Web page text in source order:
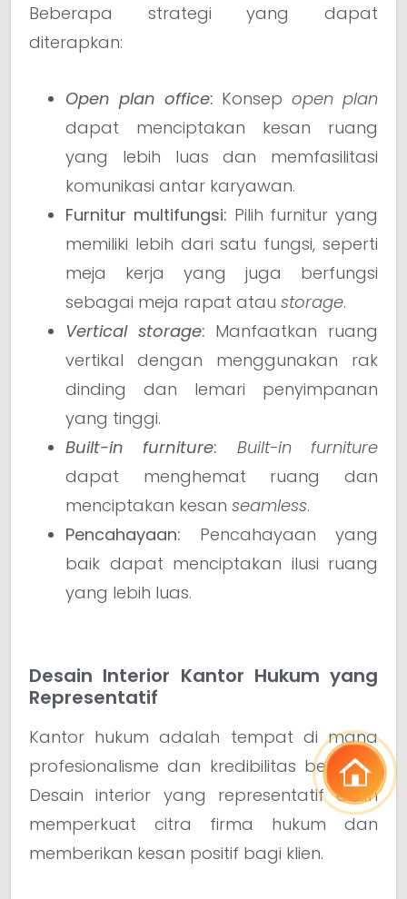
Beberapa strategi yang dapat
diterapkan:
Open plan office: Konsepopen plan
dapat menciptakan kesan ruang
yang lebih luas dan memfasilitasi
komunikasi antar karyawan.
Furnitur multifungsi: Pilih furnitur yang
memiliki lebih dari satu fungsi, seperti
meja kerja yang juga berfungsi
sebagai meja rapat atau storage.
Vertical storage: Manfaatkan ruang
vertikal dengan menggunakan rak
dinding dan lemari penyimpanan
yang tinggi.
Built-in furniture:
Built-in furniture
dapat menghemat ruang dan
menciptakan kesan seamless.
Pencahayaan: Pencahayaan yang
baik dapat menciptakan ilusi ruang
yang lebih luas.
Desain Interior Kantor Hukum yang
Representatif
Kantor hukum adalah tempat di mana
profesionalisme dan kredibilitas bertemu.
Desain interior yang representatif akan
memperkuat citra firma hukum dan
memberikan kesan positif bagi klien.